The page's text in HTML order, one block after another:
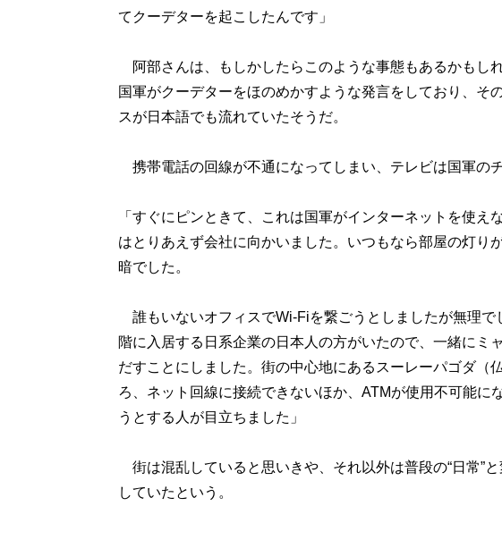
てクーデターを起こしたんです」
阿部さんは、もしかしたらこのような事態もあるかもし
国軍がクーデターをほのめかすような発言をしており、そ
スが日本語でも流れていたそうだ。
携帯電話の回線が不通になってしまい、テレビは国軍の
「すぐにピンときて、これは国軍がインターネットを使え
はとりあえず会社に向かいました。いつもなら部屋の灯り
暗でした。
誰もいないオフィスでWi-Fiを繋ごうとしましたが無理で
階に入居する日系企業の日本人の方がいたので、一緒にミ
だすことにしました。街の中心地にあるスーレーパゴダ（
ろ、ネット回線に接続できないほか、ATMが使用不可能に
うとする人が目立ちました」
街は混乱していると思いきや、それ以外は普段の“日常”
していたという。